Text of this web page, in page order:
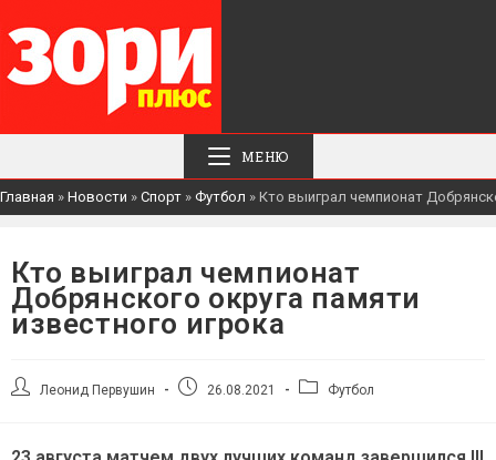
МЕНЮ
Главная » Новости » Спорт » Футбол » Кто выиграл чемпионат
Кто выиграл чемпионат
Добрянского округа памяти
известного игрока
АвторЛеонид Первушин
Запись26.08.2021
Рубрика
Футбол